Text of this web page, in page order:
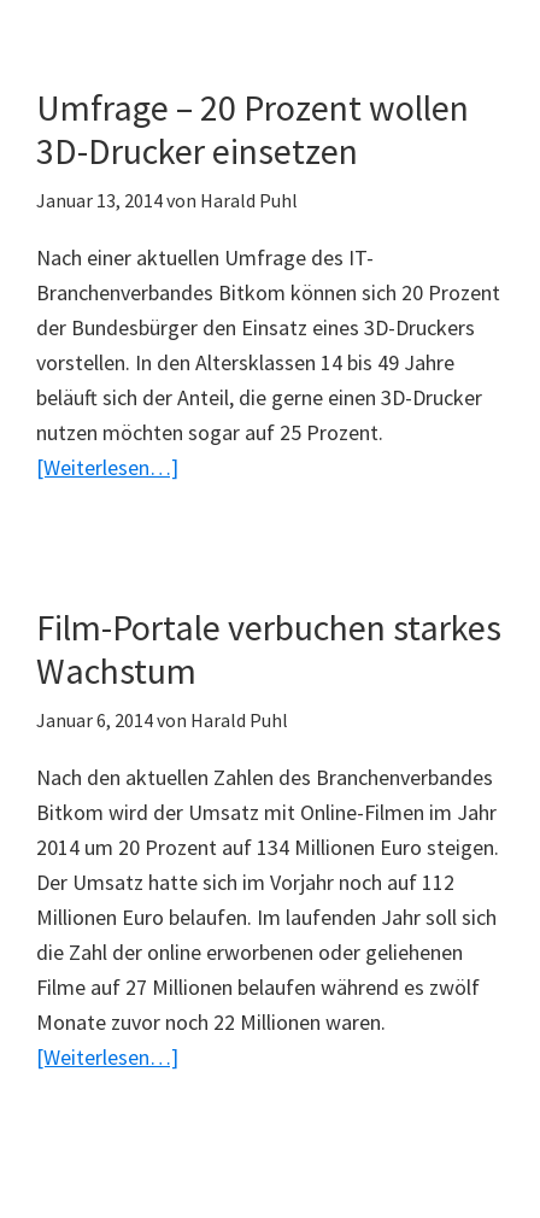
Umfrage – 20 Prozent wollen
3D-Drucker einsetzen
Januar 13, 2014von Harald Puhl
Nach einer aktuellen Umfrage des IT-
Branchenverbandes Bitkom können sich 20 Prozent
der Bundesbürger den Einsatz eines 3D-Druckers
vorstellen. In den Altersklassen 14 bis 49 Jahre
beläuft sich der Anteil, die gerne einen 3D-Drucker
nutzen möchten sogar auf 25 Prozent.
[Weiterlesen…]
3D-
Drucker
einsetzen
Film-Portale verbuchen starkes
Wachstum
Januar 6, 2014von Harald Puhl
Nach den aktuellen Zahlen des Branchenverbandes
Bitkom wird der Umsatz mit Online-Filmen im Jahr
2014 um 20 Prozent auf 134 Millionen Euro steigen.
Der Umsatz hatte sich im Vorjahr noch auf 112
Millionen Euro belaufen. Im laufenden Jahr soll sich
die Zahl der online erworbenen oder geliehenen
Filme auf 27 Millionen belaufen während es zwölf
Monate zuvor noch 22 Millionen waren.
[Weiterlesen…]